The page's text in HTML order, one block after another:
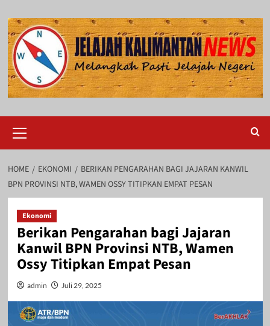
to
content
Menu
HOME EKONOMI
BERIKAN PENGARAHAN BAGI JAJARAN KANWIL
BPN PROVINSI NTB, WAMEN OSSY TITIPKAN EMPAT PESAN
Ekonomi
Berikan Pengarahan bagi Jajaran
Kanwil BPN Provinsi NTB, Wamen
Ossy Titipkan Empat Pesan
admin Juli 29, 2025